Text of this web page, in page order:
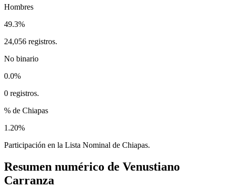
Hombres
49.3%
24,056 registros.
No binario
0.0%
0 registros.
% de Chiapas
1.20%
Participación en la Lista Nominal de Chiapas.
Resumen numérico de Venustiano
Carranza